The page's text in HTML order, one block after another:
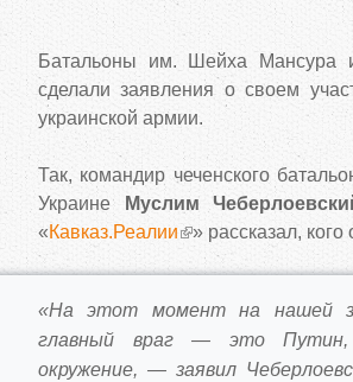
Батальоны им. Шейха Мансура
сделали заявления о своем
украинской армии.
Так, командир чеченского
Украине
Муслим
«Кавказ.Реалии » рассказал,
«На этот момент на нашей
главный враг — это
окружение, — заявил